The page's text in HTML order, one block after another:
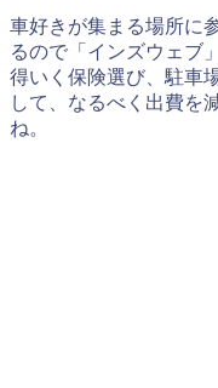
車好きが集まる場所に
るので「インズウェブ
得いく保険選び、駐車
して、なるべく出費を
ね。